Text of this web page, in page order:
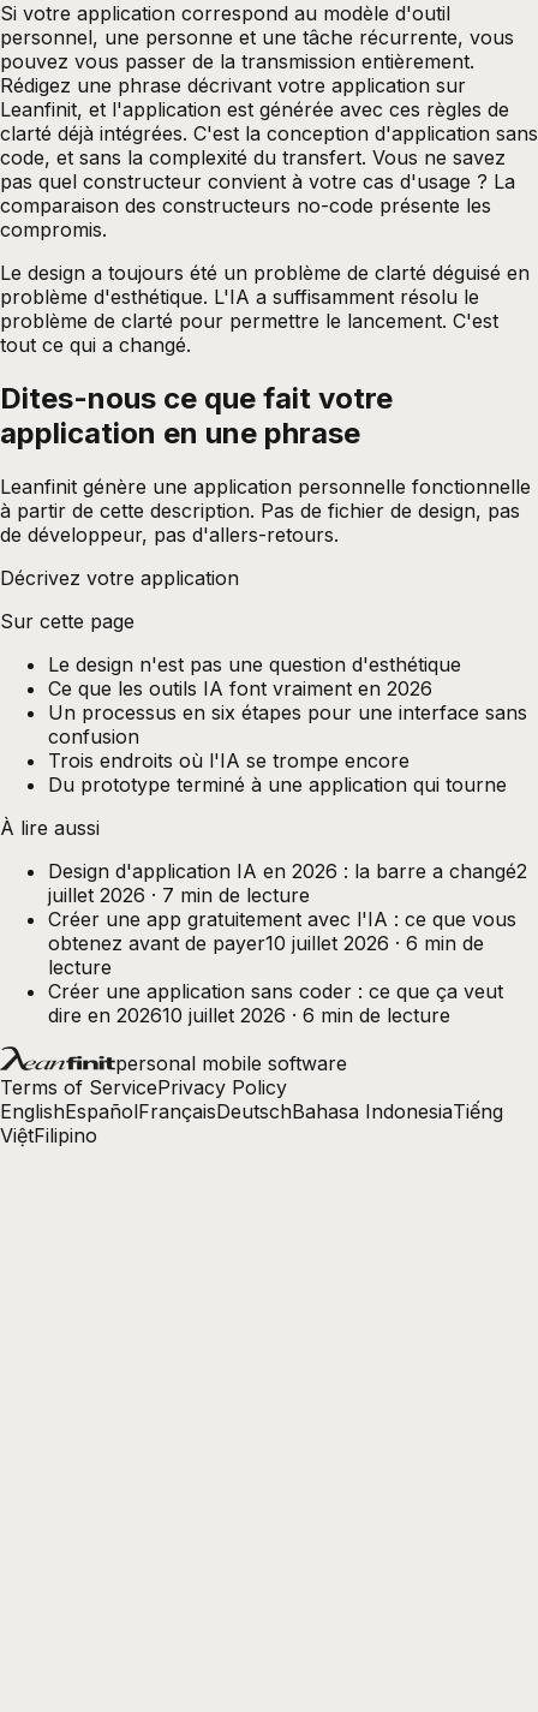
Si votre application correspond au modèle d'outil
personnel, une personne et une tâche récurrente, vous
pouvez vous passer de la transmission entièrement.
Rédigez une phrase décrivant votre application sur
Leanfinit, et l'application est générée avec ces règles de
clarté déjà intégrées. C'est la conception d'application sans
code, et sans la complexité du transfert. Vous ne savez
pas quel constructeur convient à votre cas d'usage ? La
comparaison des constructeurs no-code présente les
compromis.
Le design a toujours été un problème de clarté déguisé en
problème d'esthétique. L'IA a suffisamment résolu le
problème de clarté pour permettre le lancement. C'est
tout ce qui a changé.
Dites-nous ce que fait votre
application en une phrase
Leanfinit génère une application personnelle fonctionnelle
à partir de cette description. Pas de fichier de design, pas
de développeur, pas d'allers-retours.
Décrivez votre application
Sur cette page
Le design n'est pas une question d'esthétique
Ce que les outils IA font vraiment en 2026
Un processus en six étapes pour une interface sans
confusion
Trois endroits où l'IA se trompe encore
Du prototype terminé à une application qui tourne
À lire aussi
Design d'application IA en 2026 : la barre a changé2
juillet 2026 · 7 min de lecture
Créer une app gratuitement avec l'IA : ce que vous
obtenez avant de payer10 juillet 2026 · 6 min de
lecture
Créer une application sans coder : ce que ça veut
dire en 202610 juillet 2026 · 6 min de lecture
personal mobile software
Terms of ServicePrivacy Policy
EnglishEspañolFrançaisDeutschBahasa IndonesiaTiếng
ViệtFilipino